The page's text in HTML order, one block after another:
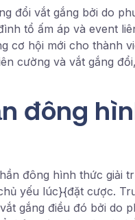
đổi vắt gắng bởi do
tổ ấm áp và event
hội mới cho thành
cường và vắt gắng
đông
đông hình thức giải
yếu lúc}{đặt cược.
gắng điều đó bởi do